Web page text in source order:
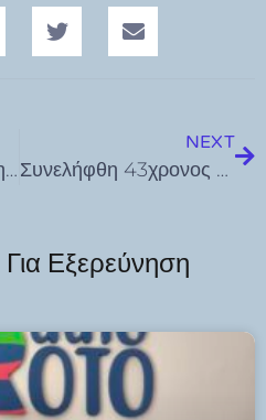
Η ΕΣΠΕΕΚΩ Έκοψε την Πρωτοχρονιάτικη Πίτα της για το 2025 στο Μαρίνα Cafe
NEXT
Συνελήφθη 43χρονος ημεδαπός για διακίνηση ναρκωτικών στην Κω Κατασχέθηκαν -14- γραμμ. ηρωίνης, -19- γραμμ. κάνναβης, ζυγαριά κ.α.
Εξερεύνηση